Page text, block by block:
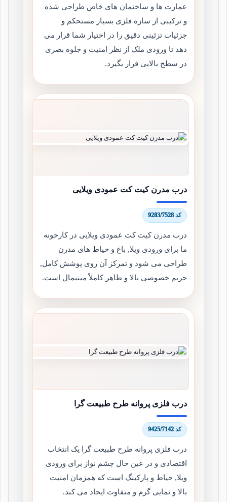
عمارت ها و ساختمان های خاص طراحی شده
و ترکیبی از سازه فلزی بسیار مستحکم و
جزئیات تزئینی دقیق را در اختیار شما قرار می
دهد تا ورودی ملک از نظر امنیت و جلوه بصری
در سطح بالایی قرار بگیرد.
درب مدرن کیت کت عمودی ویلایی
کد 9283/7528
درب مدرن کیت کت عمودی ویلایی در کارخونه
ما برای ورودی ویلا, باغ و حیاط های مدرن
طراحی می شود و تمرکز آن روی پوشش کامل,
حریم خصوصی بالا و ظاهر کاملاً مینیمال است.
درب فلزی پروانه طرح طبیعت گرا
کد 9425/7142
درب فلزی پروانه طرح طبیعت گرا یک انتخاب
اقتصادی و در عین حال چشم نواز برای ورودی
ویلا, حیاط و پارکینگ است که همزمان امنیت
بالا و نمایی گرم و متفاوت ایجاد می کند.